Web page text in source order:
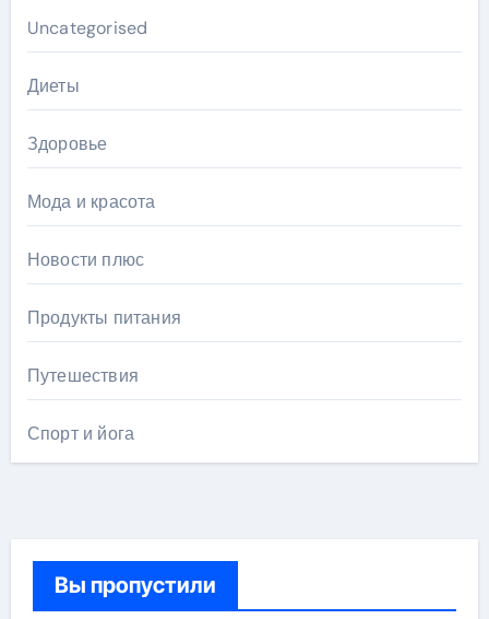
Uncategorised
Диеты
Здоровье
Мода и красота
Новости плюс
Продукты питания
Путешествия
Спорт и йога
Вы пропустили